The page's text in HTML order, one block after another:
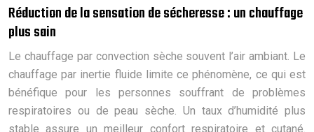
Réduction de la sensation de sécheresse : un chauffage
plus sain
Le chauffage par convection sèche souvent l’air ambiant. Le
chauffage par inertie fluide limite ce phénomène, ce qui est
bénéfique pour les personnes souffrant de problèmes
respiratoires ou de peau sèche. Un taux d’humidité plus
stable assure un meilleur confort respiratoire et cutané.